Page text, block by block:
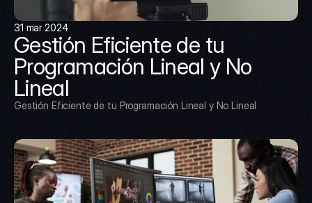
31 mar 2024
Gestión Eficiente de tu
Programación Lineal y No
Lineal
Gestión Eficiente de tu Programación Lineal y No Lineal